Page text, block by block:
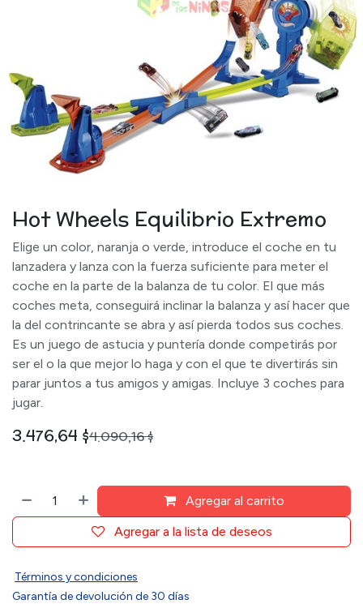
Hot Wheels Equilibrio Extremo
Elige un color, naranja o verde, introduce el coche en tu
lanzadera y lanza con la fuerza suficiente para meter el
coche en la parte de la balanza de tu color. El que más
coches meta, conseguirá inclinar la balanza y así hacer que
la del contrincante se abra y así pierda todos sus coches.
Es un juego de astucia y puntería donde competirás por
ser el o la que mejor lo haga y con el que te divertirás sin
parar juntos a tus amigos y amigas. Incluye 3 coches para
jugar.
3.476,64 $4.090,16$
Agregar al carrito
Agregar a la lista de deseos
Términos y condiciones
Garantía de devolución de 30 días